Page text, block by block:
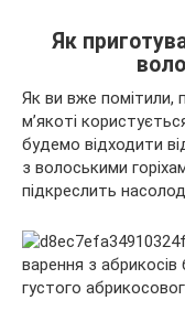
Як
Як ви вже помітили,
м’якоті
будемо відходити
з волоськими
підкреслить